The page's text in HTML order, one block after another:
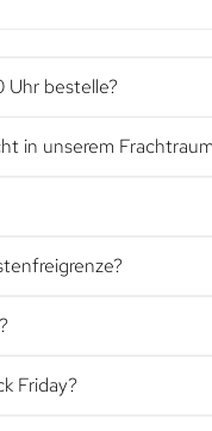
Uhr bestelle?
in unserem
Friday?